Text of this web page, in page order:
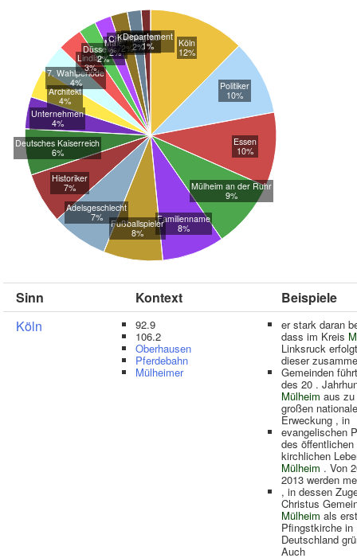
Köln
12%
Politiker
10%
Essen
10%
Mülheim an der Ruhr
9%
Familienname
8%
Fußballspieler
8%
Adelsgeschlecht
7%
Historiker
7%
Deutsches Kaiserreich
6%
Unternehmen
4%
Architekt
4%
7. Wahlperiode
4%
Lindlar
3%
Düsseldorf
2%
Maler
2%
Chemiker
2%
Kaliningrad
2%
Departement
1%
Sinn Kontext
Beispiele
Köln
92.9
106.2
Oberhausen
Pferdebahn
Mülheimer
er stark daran
dass im Kreis
Linksruck
dieser
Gemeinden
des 20 .
Mülheim aus
großen
Erweckung , in
evangelischen
des öffentlichen
kirchlichen
Mülheim . Von
2013 werden
, in dessen
Christus
Mülheim als
Pfingstkirche in
Deutschland
Auch